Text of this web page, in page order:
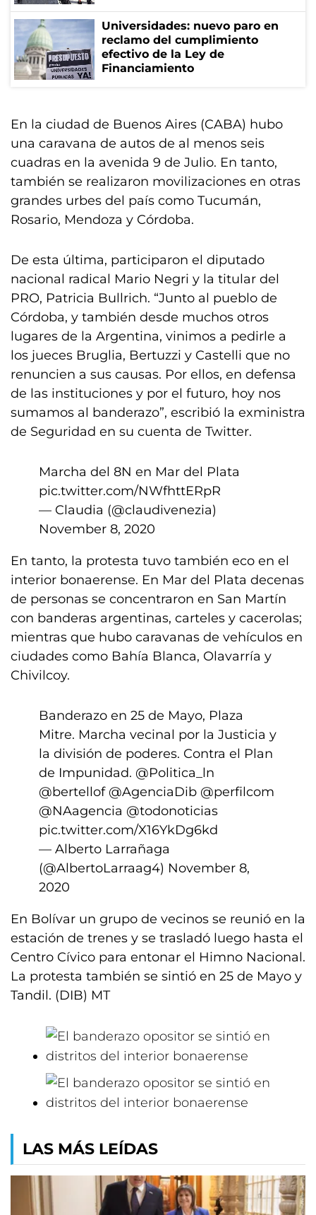
Universidades: nuevo paro en
reclamo del cumplimiento
efectivo de la Ley de
Financiamiento
En la ciudad de Buenos Aires (CABA) hubo
una caravana de autos de al menos seis
cuadras en la avenida 9 de Julio. En tanto,
también se realizaron movilizaciones en otras
grandes urbes del país como Tucumán,
Rosario, Mendoza y Córdoba.
De esta última, participaron el diputado
nacional radical Mario Negri y la titular del
PRO, Patricia Bullrich. “Junto al pueblo de
Córdoba, y también desde muchos otros
lugares de la Argentina, vinimos a pedirle a
los jueces Bruglia, Bertuzzi y Castelli que no
renuncien a sus causas. Por ellos, en defensa
de las instituciones y por el futuro, hoy nos
sumamos al banderazo”, escribió la exministra
de Seguridad en su cuenta de Twitter.
Marcha del 8N en Mar del Plata
pic.twitter.com/NWfhttERpR
— Claudia (@claudivenezia)
November 8, 2020
En tanto, la protesta tuvo también eco en el
interior bonaerense. En Mar del Plata decenas
de personas se concentraron en San Martín
con banderas argentinas, carteles y cacerolas;
mientras que hubo caravanas de vehículos en
ciudades como Bahía Blanca, Olavarría y
Chivilcoy.
Banderazo en 25 de Mayo, Plaza
Mitre. Marcha vecinal por la Justicia y
la división de poderes. Contra el Plan
de Impunidad. @Politica_ln
@bertellof @AgenciaDib @perfilcom
@NAagencia @todonoticias
pic.twitter.com/X16YkDg6kd
— Alberto Larrañaga
(@AlbertoLarraag4) November 8,
2020
En Bolívar un grupo de vecinos se reunió en la
estación de trenes y se trasladó luego hasta el
Centro Cívico para entonar el Himno Nacional.
La protesta también se sintió en 25 de Mayo y
Tandil. (DIB) MT
LAS MÁS LEÍDAS